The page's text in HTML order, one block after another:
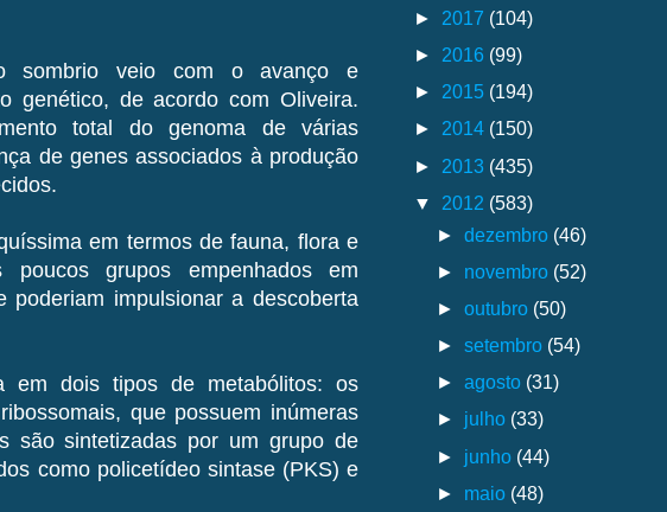
sombrio veio com o avanço e
genético, de acordo com Oliveira.
total do genoma de várias
de genes associados à produção
em termos de fauna, flora e
poucos grupos empenhados em
poderiam impulsionar a descoberta
em dois tipos de metabólitos: os
que possuem inúmeras
são sintetizadas por um grupo de
como policetídeo sintase (PKS) e
► 2017 (104)
► 2016 (99)
► 2015 (194)
► 2014 (150)
► 2013 (435)
▼ 2012 (583)
►dezembro (46)
► novembro (52)
►outubro (50)
►setembro (54)
►agosto (31)
► julho (33)
► junho (44)
► maio (48)